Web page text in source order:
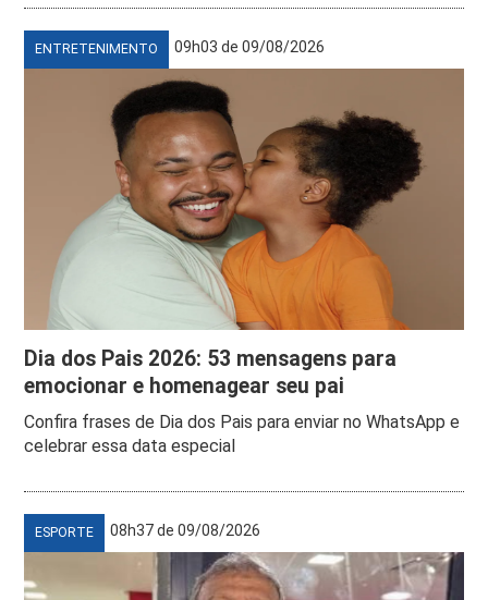
ENTRETENIMENTO 09h03 de 09/08/2026
Dia dos Pais 2026: 53 mensagens para
emocionar e homenagear seu pai
Confira frases de Dia dos Pais para enviar no WhatsApp e
celebrar essa data especial
ESPORTE 08h37 de 09/08/2026